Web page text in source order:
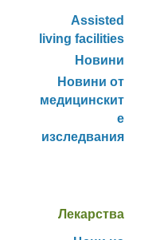
Assisted
living facilities
Новини
Новини от
медицинскит
е
изследвания
Лекарства